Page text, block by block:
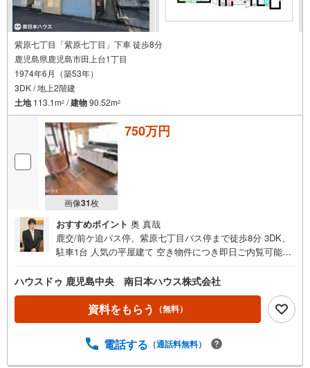
紫原七丁目「紫原七丁目」下車 徒歩8分
鹿児島県鹿児島市田上台1丁目
1974年6月（築53年）
3DK / 地上2階建
土地113.1m2 /建物90.52m2
画像31枚
750万円
おすすめポイント 奥 真哉
鹿交/前ケ迫バス停、紫原七丁目バス停まで徒歩8分 3DK、
駐車1台 人気の平屋建て 空き物件につき即日ご内覧可能で
■周辺環境■・マミーズランド保育園まで徒歩5分（約400
m）・紫原北公園まで徒歩7分（約500m）・広木簡易郵便
局まで徒歩9分（約650m）・コープかごしま田上店まで徒
歩9分（約650m）・セブンイレブン紫原7丁目店まで徒歩9
木小学校まで徒歩12分（約950m）・ディスカウントドラッ
ハウスドゥ 鹿児島中央 南日本ハウス株式会社
資料をもらう （無料）
電話する （通話料無料）